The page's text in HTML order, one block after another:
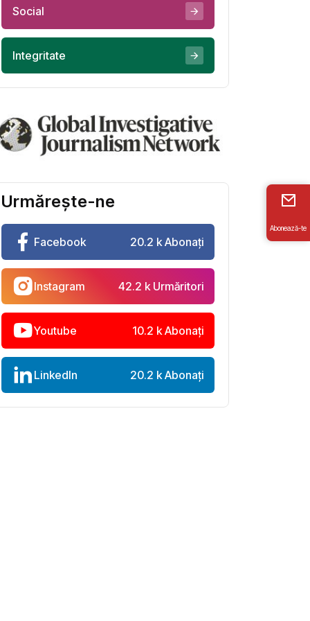
Social
Integritate
Urmărește-ne
Facebook 20.2 k Abonați
Instagram 42.2 k Urmăritori
Youtube 10.2 k Abonați
LinkedIn 20.2 k Abonați
Abonează-te